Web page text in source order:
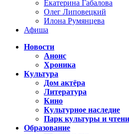
Екатерина Габалова
Олег Липовецкий
Илона Румянцева
Афиша
Новости
Анонс
Хроника
Культура
Дом актёра
Литература
Кино
Культурное наследие
Парк культуры и
Образование